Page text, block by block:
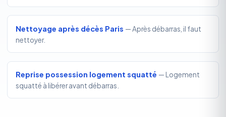
Nettoyage après décès Paris — Après débarras, il faut
nettoyer.
Reprise possession logement squatté — Logement
squatté à libérer avant débarras.